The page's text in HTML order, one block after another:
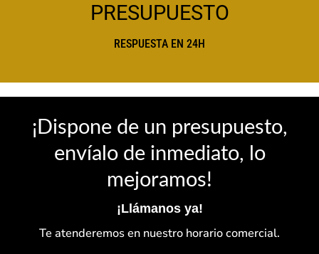
PRESUPUESTO
RESPUESTA EN 24H
¡Dispone de un presupuesto,
envíalo de inmediato, lo
mejoramos!
¡Llámanos ya!
Te atenderemos en nuestro horario comercial.